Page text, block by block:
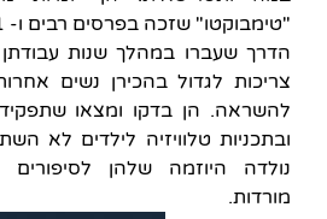
הדרך שעברו במהלך שנות
צריכות לגדול בהכירן נשים
להשראה. הן בדקו ומצאו
ובתכניות טלוויזיה לילדים לא
נולדה היוזמה שלהן לסיפורים
מורדות.